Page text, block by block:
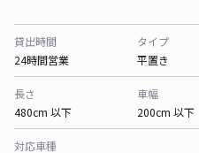
貸出時間
24時間営業
タイプ
平置き
長さ
480cm 以下
車幅
200cm 以下
対応車種